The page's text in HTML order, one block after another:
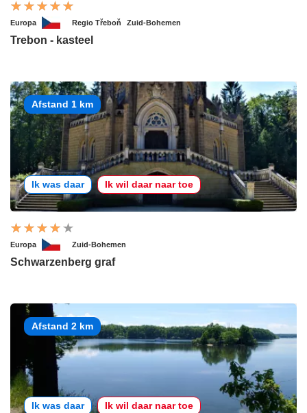
Europa Regio Třeboň Zuid-Bohemen
Trebon - kasteel
Afstand 1 km
Ik was daar Ik wil daar naar toe
Europa Zuid-Bohemen
Schwarzenberg graf
Afstand 2 km
Ik was daar Ik wil daar naar toe